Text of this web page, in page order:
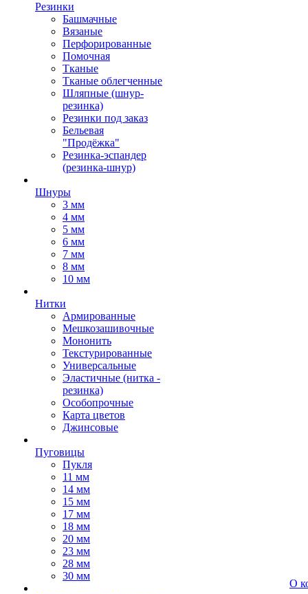
Резинки
Башмачные
Вязаные
Перфорированные
Помочная
Тканые
Тканые облегченные
Шляпные (шнур-
резинка)
Резинки под заказ
Бельевая
"Продёжка"
Резинка-эспандер
(резинка-шнур)
Шнуры
3 мм
4 мм
5 мм
6 мм
7 мм
8 мм
10 мм
Нитки
Армированные
Мешкозашивочные
Мононить
Текстурированные
Универсальные
Эластичные (нитка -
резинка)
Особопрочные
Карта цветов
Джинсовые
Пуговицы
Пукля
11 мм
14 мм
15 мм
17 мм
18 мм
20 мм
23 мм
28 мм
30 мм
О